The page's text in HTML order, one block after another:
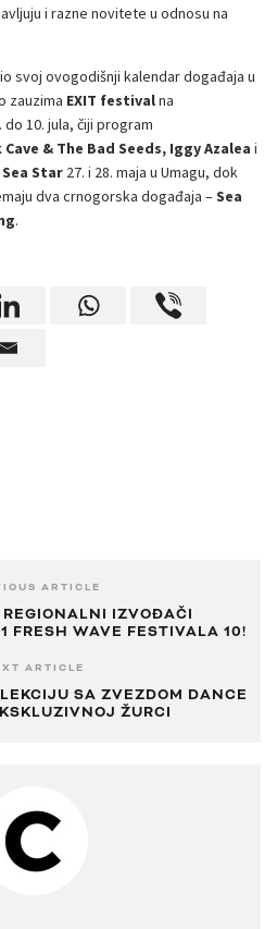
i razne novitete u odnosu na
svoj ovogodišnji kalendar događaja u
zauzima EXIT festivalna
10. jula, čiji program
& The Bad Seeds, Iggy Azalea i
Sea Star 27. i 28. maja u Umagu, dok
dva crnogorska događaja –Sea
.
ARTICLE
IZVOĐAČI
FRESH WAVE FESTIVALA 10!
ARTICLE
SA ZVEZDOM DANCE
ŽURCI